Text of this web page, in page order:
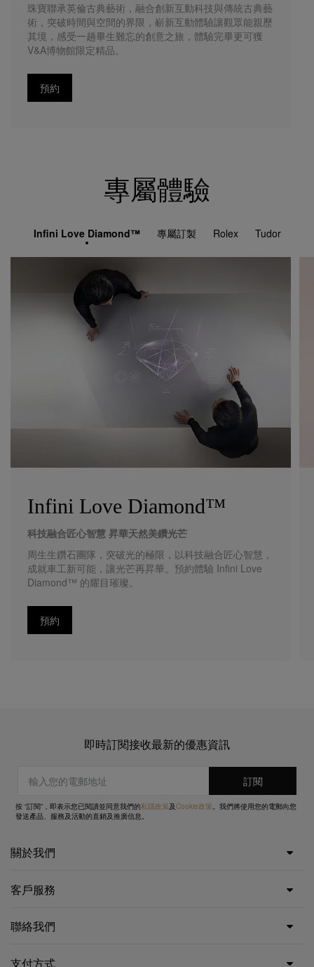
珠寶聯承英倫古典藝術，融合創新互動科技與傳統古典藝
術，突破時間與空間的界限，嶄新互動體驗讓觀眾能親歷
其境，感受一趟畢生難忘的創意之旅，體驗完畢更可獲
V&A博物館限定精品。
預約
專屬體驗
Infini Love Diamond™ 專屬訂製 Rolex Tudor
Infini Love Diamond™
科技融合匠心智慧 昇華天然美鑽光芒
周生生鑽石團隊，突破光的極限，以科技融合匠心智慧，
成就車工新可能，讓光芒再昇華。預約體驗 Infini Love
Diamond™ 的耀目璀璨。
預約
即時訂閱接收最新的優惠資訊
按 “訂閱”，即表示您已閱讀並同意我們的私隱政策及Cookie政策。我們將使用您的電郵向您
發送產品、服務及活動的直銷及推廣信息。
關於我們
客戶服務
聯絡我們
支付方式